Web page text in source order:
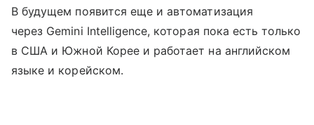
В будущем появится еще и автоматизация
через Gemini Intelligence, которая пока есть только
в США и Южной Корее и работает на английском
языке и корейском.